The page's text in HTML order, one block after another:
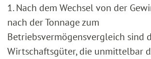
1. Nach dem Wechsel von der
nach der Tonnage zum
Betriebsvermögensvergleich sind
Wirtschaftsgüter, die unmittelbar